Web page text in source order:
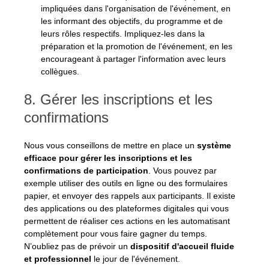
impliquées dans l'organisation de l'événement, en
les informant des objectifs, du programme et de
leurs rôles respectifs. Impliquez-les dans la
préparation et la promotion de l'événement, en les
encourageant à partager l'information avec leurs
collègues.
8. Gérer les inscriptions et les
confirmations
Nous vous conseillons de mettre en place un système
efficace pour gérer les inscriptions et les
confirmations de participation . Vous pouvez par
exemple utiliser des outils en ligne ou des formulaires
papier, et envoyer des rappels aux participants. Il existe
des applications ou des plateformes digitales qui vous
permettent de réaliser ces actions en les automatisant
complètement pour vous faire gagner du temps.
N’oubliez pas de prévoir un dispositif d'accueil fluide
et professionnel le jour de l'événement.